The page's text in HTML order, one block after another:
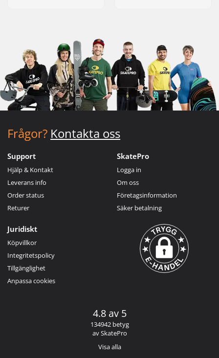
Frågor? Kontakta oss
Support
Hjälp & Kontakt
Leverans info
Order status
Returer
SkatePro
Logga in
Om oss
Företagsinformation
Säker betalning
Juridiskt
Köpvillkor
Integritetspolicy
Tillgänglighet
Anpassa cookies
4.8 av 5
134942 betyg
av SkatePro
Visa alla